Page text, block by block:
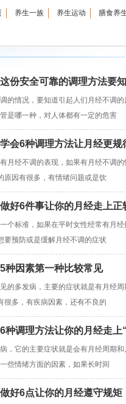
养生一族 养生运动 膳食养
份安全可靠的调理方法要
情况，要知道引起人们月经不调的
是哪一种，对人体都有一定的危害
会6种调理方法让月经更规
经不调的表现，如果有月经不调的
原因有很多，有情绪问题或是饮
好6件事让你的月经走上正
标准，如果在平时女性经常有月经
要预防或是缓解月经不调的症状
种因素第一种比较常见
多发病，主要的症状就是有月经周
很多，有疾病因素，还有不良的
种调理方法让你的月经走上
它的主要症状就是会有月经周期和
些情绪方面的因素，如果长时间
好6点让你的月经遵守规矩